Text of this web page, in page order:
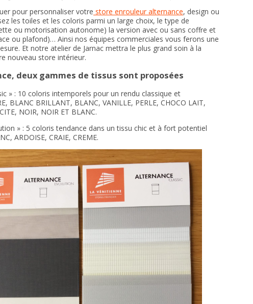
pour personnaliser votre store enrouleur alternance, design ou
les toiles et les coloris parmi un large choix, le type de
ou motorisation autonome) la version avec ou sans coffre et
ou plafond)… Ainsi nos équipes commerciales vous ferons une
Et notre atelier de Jarnac mettra le plus grand soin à la
nouveau store intérieur.
deux gammes de tissus sont proposées
» : 10 coloris intemporels pour un rendu classique et
BLANC BRILLANT, BLANC, VANILLE, PERLE, CHOCO LAIT,
NOIR, NOIR ET BLANC.
» : 5 coloris tendance dans un tissu chic et à fort potentiel
ARDOISE, CRAIE, CREME.